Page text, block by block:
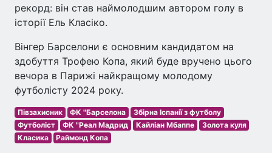
рекорд: він став наймолодшим автором голу в
історії Ель Класіко.
Вінгер Барселони є основним кандидатом на
здобуття Трофею Копа, який буде вручено цього
вечора в Парижі найкращому молодому
футболісту 2024 року.
Півзахисник ФК "Барселона
Збірна Іспанії з футболу
Футболіст
ФК "Реал Мадрид Кайліан Мбаппе
Золота куля
Класика
Раймонд Копа